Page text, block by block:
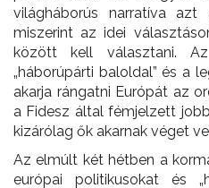
világháborús narratíva
miszerint az idei
között kell választani.
„háborúpárti baloldal” és a
akarja rángatni Európát az
a Fidesz által fémjelzett
kizárólag ők akarnak véget
Az elmúlt két hétben a
európai politikusokat és